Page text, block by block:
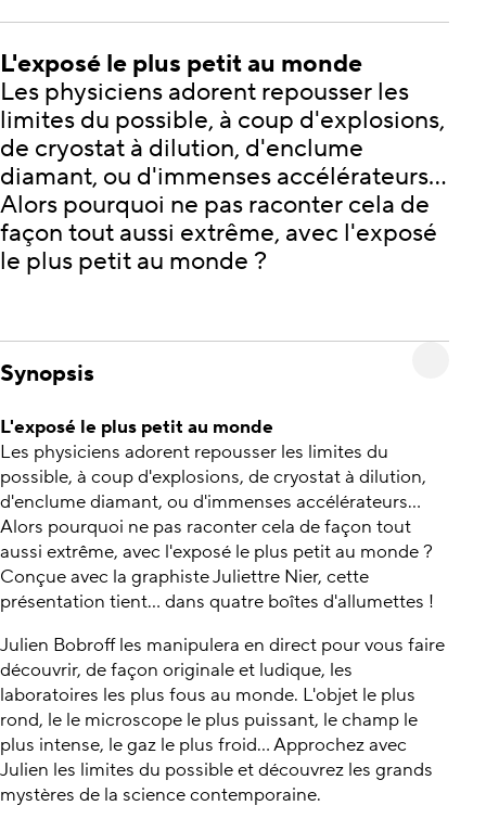
L'exposé le plus petit au monde
Les physiciens adorent repousser les
limites du possible, à coup d'explosions,
de cryostat à dilution, d'enclume
diamant, ou d'immenses accélérateurs...
Alors pourquoi ne pas raconter cela de
façon tout aussi extrême, avec l'exposé
le plus petit au monde ?
Synopsis
L'exposé le plus petit au monde
Les physiciens adorent repousser les limites du
possible, à coup d'explosions, de cryostat à dilution,
d'enclume diamant, ou d'immenses accélérateurs...
Alors pourquoi ne pas raconter cela de façon tout
aussi extrême, avec l'exposé le plus petit au monde ?
Conçue avec la graphiste Juliettre Nier, cette
présentation tient... dans quatre boîtes d'allumettes !
Julien Bobroff les manipulera en direct pour vous faire
découvrir, de façon originale et ludique, les
laboratoires les plus fous au monde. L'objet le plus
rond, le le microscope le plus puissant, le champ le
plus intense, le gaz le plus froid... Approchez avec
Julien les limites du possible et découvrez les grands
mystères de la science contemporaine.